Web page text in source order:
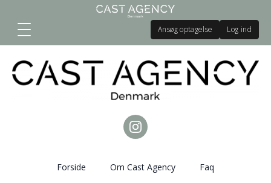
Ansøg optagelse Log ind
Forside Om Cast Agency Faq